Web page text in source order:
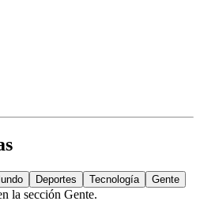
Deportes Tecnología Gente
la sección Gente.